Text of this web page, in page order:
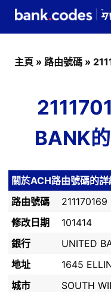
主頁 » 路由號碼 »
BANK
關於ACH路由號碼的
路由號碼
211170169
修改日期
101414
銀行
UNITED
地址
1645
城市
SOUTH